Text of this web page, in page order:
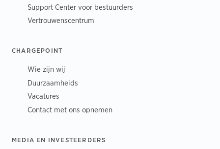
Support Center voor bestuurders
Vertrouwenscentrum
CHARGEPOINT
Wie zijn wij
Duurzaamheids
Vacatures
Contact met ons opnemen
MEDIA EN INVESTEERDERS